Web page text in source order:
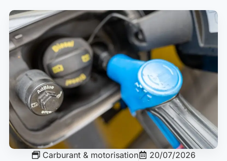
Carburant & motorisation 20/07/2026